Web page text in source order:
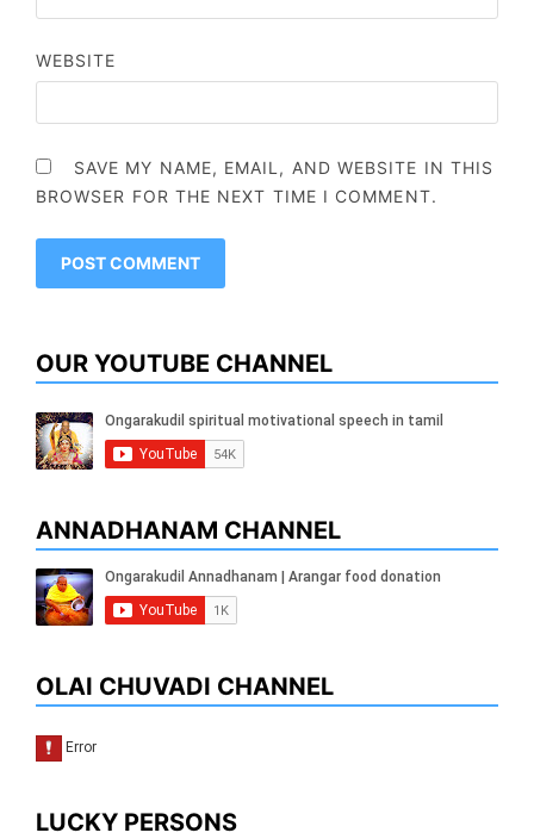
WEBSITE
SAVE MY NAME, EMAIL, AND WEBSITE IN THIS
BROWSER FOR THE NEXT TIME I COMMENT.
OUR YOUTUBE CHANNEL
ANNADHANAM CHANNEL
OLAI CHUVADI CHANNEL
LUCKY PERSONS